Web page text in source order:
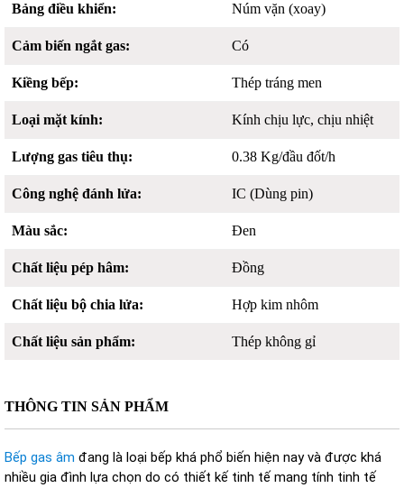
THÔNG TIN SẢN PHẨM
Bếp gas âm đang là loại bếp khá phổ biến hiện nay và được khá
nhiều gia đình lựa chọn do có thiết kế tinh tế mang tính tinh tế
Bảng điều khiển: Núm vặn (xoay)
Cảm biến ngắt gas: Có
Kiềng bếp: Thép tráng men
Loại mặt kính: Kính chịu lực, chịu nhiệt
Lượng gas tiêu thụ: 0.38 Kg/đầu đốt/h
Công nghệ đánh lửa: IC (Dùng pin)
Màu sắc: Đen
Chất liệu pép hâm: Đồng
Chất liệu bộ chia lửa: Hợp kim nhôm
Chất liệu sản phẩm: Thép không gỉ